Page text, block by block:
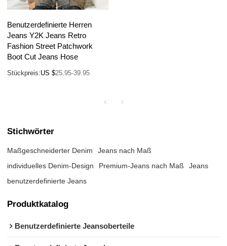
Benutzerdefinierte Herren
Jeans Y2K Jeans Retro
Fashion Street Patchwork
Boot Cut Jeans Hose
Stückpreis:US $25.95-39.95
Stichwörter
Maßgeschneiderter Denim
Jeans nach Maß
individuelles Denim-Design
Premium-Jeans nach Maß
Jeans
benutzerdefinierte Jeans
Produktkatalog
Benutzerdefinierte Jeansoberteile